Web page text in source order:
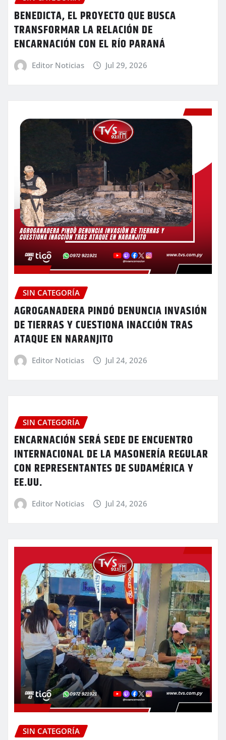
BENEDICTA, EL PROYECTO QUE BUSCA
TRANSFORMAR LA RELACIÓN DE
ENCARNACIÓN CON EL RÍO PARANÁ
Editor Noticias Jul 29, 2026
SIN CATEGORÍA
AGROGANADERA PINDÓ DENUNCIA INVASIÓN
DE TIERRAS Y CUESTIONA INACCIÓN TRAS
ATAQUE EN NARANJITO
Editor Noticias Jul 24, 2026
SIN CATEGORÍA
ENCARNACIÓN SERÁ SEDE DE ENCUENTRO
INTERNACIONAL DE LA MASONERÍA REGULAR
CON REPRESENTANTES DE SUDAMÉRICA Y
EE.UU.
Editor Noticias Jul 24, 2026
SIN CATEGORÍA